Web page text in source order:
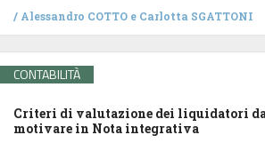
/ Alessandro COTTO e Carlotta SGATTONI
CONTABILITÀ
Criteri di valutazione dei liquidatori
motivare in Nota integrativa